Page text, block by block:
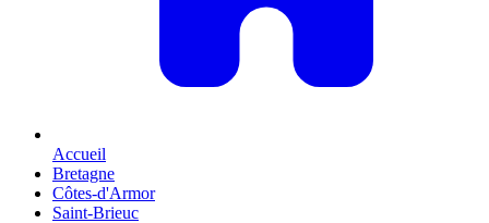
Accueil
Bretagne
Côtes-d'Armor
Saint-Brieuc